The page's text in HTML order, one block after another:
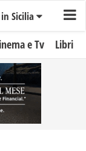
Sicilia
e Tv Libri